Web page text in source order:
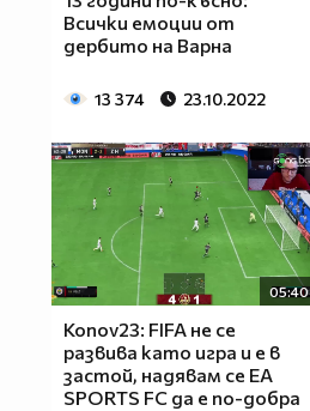
Всички емоции от
дербито на Варна
13 374 23.10.2022
05:40
Konov23: FIFA не се
развива като игра и е в
застой, надявам се EA
SPORTS FC да е по-добра